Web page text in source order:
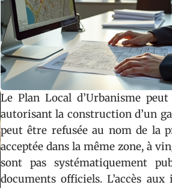
Le Plan Local d’Urbanisme
autorisant la construction d’un
peut être refusée au nom de la
acceptée dans la même zone, à
sont pas systématiquement
documents officiels. L’accès